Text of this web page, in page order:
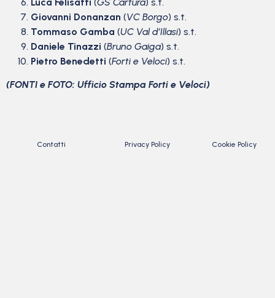
Giovanni Donanzan (VC Borgo) s.t.
Tommaso Gamba (UC Val d’Illasi) s.t.
Daniele Tinazzi (Bruno Gaiga) s.t.
Pietro Benedetti (Forti e Veloci) s.t.
(FONTI e FOTO: Ufficio Stampa Forti e Veloci)
Contatti Privacy Policy Cookie Policy